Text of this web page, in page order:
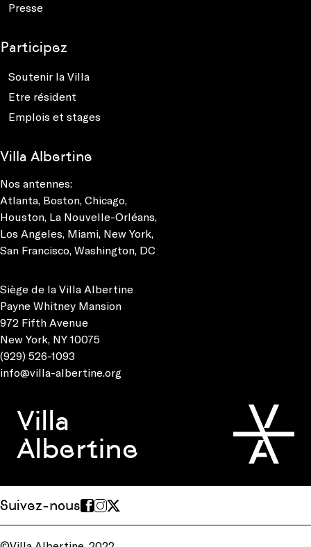
Presse
Participez
Soutenir la Villa
Etre résident
Emplois et stages
Villa Albertine
Nos antennes:
Atlanta, Boston, Chicago,
Houston, La Nouvelle-Orléans,
Los Angeles, Miami, New York,
San Francisco, Washington, DC
Siège de la Villa Albertine
Payne Whitney Mansion
972 Fifth Avenue
New York, NY 10075
(929) 526-1093
info@villa-albertine.org
Villa
Albertine
Suivez-nous